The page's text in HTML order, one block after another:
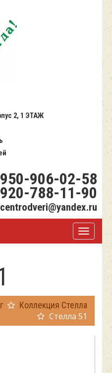
2, 1 ЭТАЖ
906-02-58
788-11-90
centrodveri@yandex.ru
Коллекция Стелла
Стелла 51